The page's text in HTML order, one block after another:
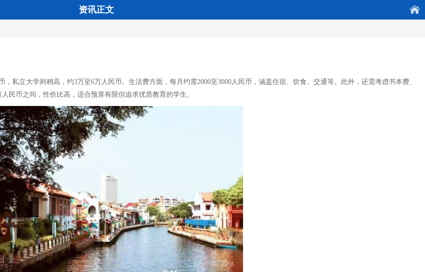
资讯正文
私立大学则稍高，约3万至6万人民币。生活费方面，每月约需2000至3000人民币，涵盖住宿、饮食、交通等。此外，还需考虑书本费、
民币之间，性价比高，适合预算有限但追求优质教育的学生。